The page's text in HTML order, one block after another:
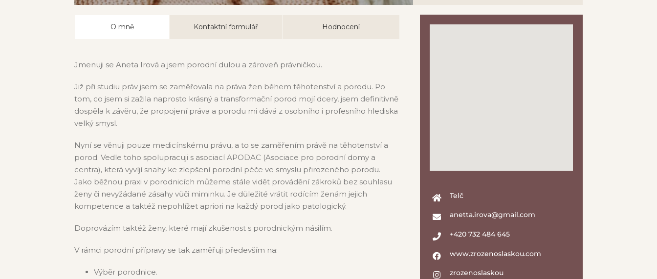
O mně Kontaktní formulář Hodnocení
Jmenuji se Aneta Irová a jsem porodní dulou a zároveň právničkou.
Již při studiu práv jsem se zaměřovala na práva žen během těhotenství a porodu. Po
tom, co jsem si zažila naprosto krásný a transformační porod mojí dcery, jsem definitivně
dospěla k závěru, že propojení práva a porodu mi dává z osobního i profesního hlediska
velký smysl.
Nyní se věnuji pouze medicínskému právu, a to se zaměřením právě na těhotenství a
porod. Vedle toho spolupracuji s asociací APODAC (Asociace pro porodní domy a
centra), která vyvíjí snahy ke zlepšení porodní péče ve smyslu přirozeného porodu.
Jako běžnou praxi v porodnicích můžeme stále vidět provádění zákroků bez souhlasu
ženy či nevyžádané zásahy vůči miminku. Je důležité vrátit rodícím ženám jejich
kompetence a taktéž nepohlížet apriori na každý porod jako patologický.
Doprovázím taktéž ženy, které mají zkušenost s porodnickým násilím.
V rámci porodní přípravy se tak zaměřuji především na:
Výběr porodnice.
Telč
anetta.irova@gmail.com
+420 732 484 645
www.zrozenoslaskou.com
zrozenoslaskou